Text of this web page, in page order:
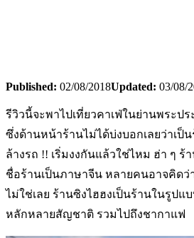
Published: 02/08/2018Updated: 03/08/
รีวิวนี้จะพาไปเที่ยวคาเฟ่ในย่านพระป
ซึ่งด้านหน้าร้านไม่ได้บ่งบอกเลยว่าเป็
ล้างรถ !! เริ่มงงกันแล้วใช่ไหม ฮ่า ๆ ร้
ชื่อร้านเป็นภาษาจีน หลายคนอาจคิดว่
ไม่ใช่เลย ร้านซิงไฮฮงเป็นร้านในรูปแ
หลักหลายสัญชาติ รวมไปถึงชากาแฟ